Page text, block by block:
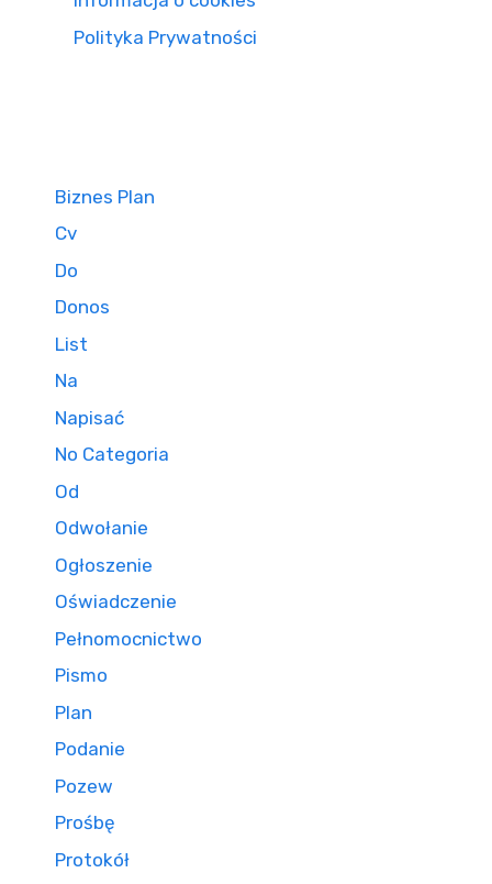
Polityka Prywatności
Biznes Plan
Cv
Do
Donos
List
Na
Napisać
No Categoria
Od
Odwołanie
Ogłoszenie
Oświadczenie
Pełnomocnictwo
Pismo
Plan
Podanie
Pozew
Prośbę
Protokół